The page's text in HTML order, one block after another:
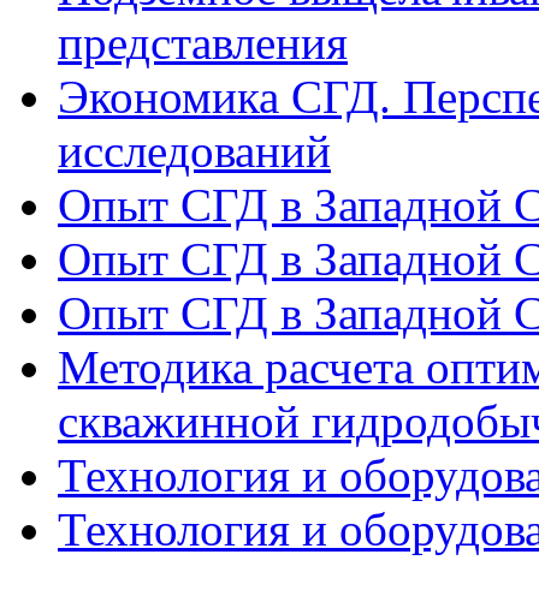
представления
Экономика СГД.
исследований
Опыт СГД в Западной
Опыт СГД в Западной
Опыт СГД в Западной
Методика расчета
скважинной
Технология и
Технология и